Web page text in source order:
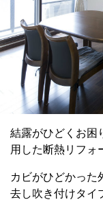
結露がひどくお困
用した断熱リフォ
カビがひどかっ
去し吹き付けタイ